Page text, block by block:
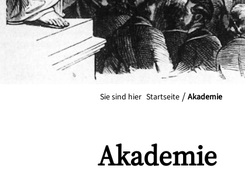
Sie sind hier Startseite Akademie
Akademie